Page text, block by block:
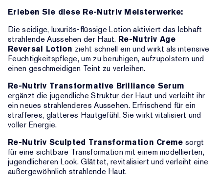
Erleben Sie diese Re-Nutriv Meisterwerke:
Die seidige, luxuriös-flüssige Lotion aktiviert das lebhaft
strahlende Aussehen der Haut. Re-Nutriv Age
Reversal Lotion zieht schnell ein und wirkt als intensive
Feuchtigkeitspflege, um zu beruhigen, aufzupolstern und
einen geschmeidigen Teint zu verleihen.
Re-Nutriv Transformative Brilliance Serum
ergänzt die jugendliche Struktur der Haut und verleiht ihr
ein neues strahlenderes Aussehen. Erfrischend für ein
strafferes, glatteres Hautgefühl. Sie wirkt vitalisiert und
voller Energie.
Re-Nutriv Sculpted Transformation Creme sorgt
für eine sichtbare Transformation mit einem modellierten,
jugendlicheren Look. Glättet, revitalisiert und verleiht eine
außergewöhnlich strahlende Haut.